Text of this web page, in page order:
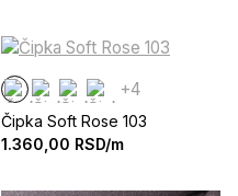
+4
Čipka Soft Rose 103
1.360,00 RSD/m